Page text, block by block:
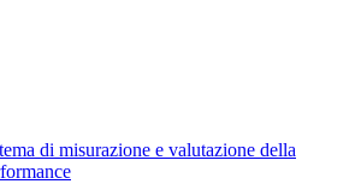
di misurazione e valutazione della